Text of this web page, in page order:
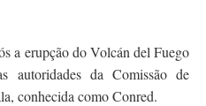
a erupção do Volcán del Fuego
autoridades da Comissão de
conhecida como Conred.